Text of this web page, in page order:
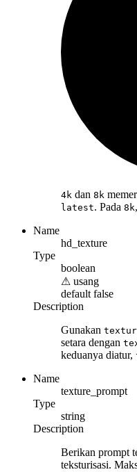
4k dan 8k
latest. Pada 8k
Name
hd_texture
Type
boolean
⚠ usang
default false
Description
Gunakan
setara dengan
keduanya diatur,
Name
texture_prompt
Type
string
Description
Berikan prompt
teksturisasi.